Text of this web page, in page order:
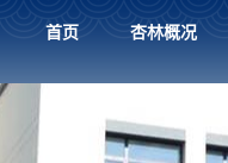
首页 杏林概况